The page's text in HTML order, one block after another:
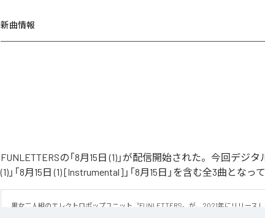
新曲情報
FUNLETTERSの「8月15日 (1)」が配信開始された。今回デジ
(1)」「8月15日 (1) [Instrumental]」「8月15日」を含む全3曲となっ
男女二人組のエレクトロポップユニット〝FUNLETTERS〟が、2021年にリリースし